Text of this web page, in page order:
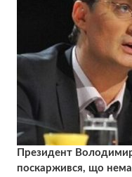
Президент
поскаржився, що